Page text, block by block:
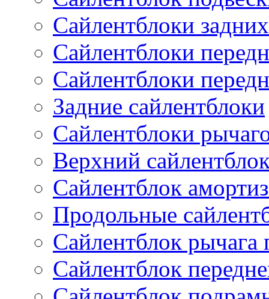
Сайлентблоки
Сайлентблоки
Сайлентблоки
Задние сайлентблоки
Сайлентблоки
Верхний
Сайлентблок
Продольные
Сайлентблок рычага
Сайлентблок